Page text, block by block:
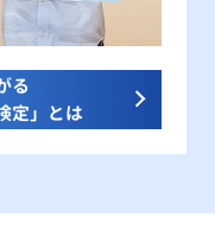
る
定」とは